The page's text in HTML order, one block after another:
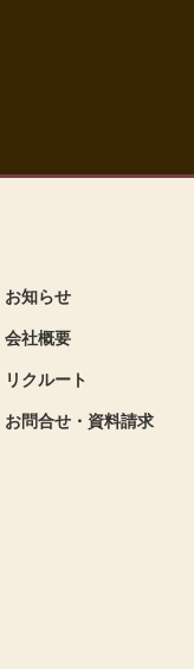
お知らせ
会社概要
リクルート
お問合せ・資料請求